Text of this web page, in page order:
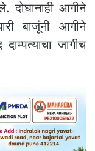
आगीने
बाजूंनी आगीने
जागीच